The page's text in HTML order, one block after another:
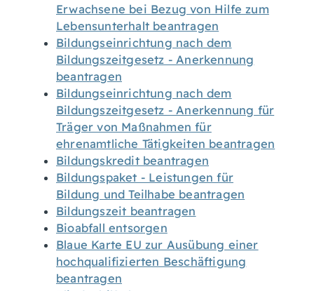
Erwachsene bei Bezug von Hilfe zum
Lebensunterhalt beantragen
Bildungseinrichtung nach dem
Bildungszeitgesetz - Anerkennung
beantragen
Bildungseinrichtung nach dem
Bildungszeitgesetz - Anerkennung für
Träger von Maßnahmen für
ehrenamtliche Tätigkeiten beantragen
Bildungskredit beantragen
Bildungspaket - Leistungen für
Bildung und Teilhabe beantragen
Bildungszeit beantragen
Bioabfall entsorgen
Blaue Karte EU zur Ausübung einer
hochqualifizierten Beschäftigung
beantragen